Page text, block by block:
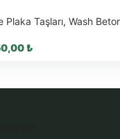
Plaka Taşları, Wash
₺